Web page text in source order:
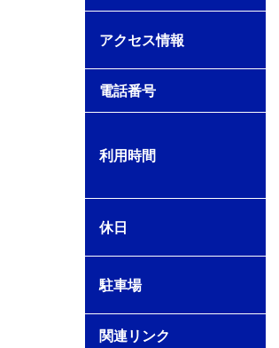
アクセス情報
電話番号
利用時間
休日
駐車場
関連リンク